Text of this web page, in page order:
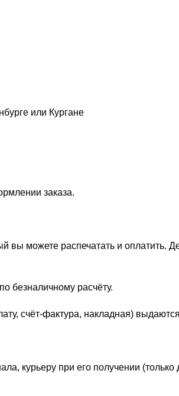
или Кургане
заказа.
вы можете распечатать и оплатить.
безналичному расчёту.
счёт-фактура, накладная)
курьеру при его получении (только